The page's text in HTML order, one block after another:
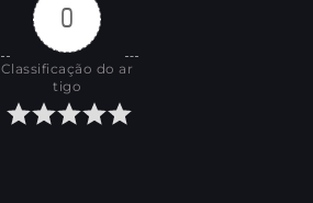
0
Classificação do ar
tigo